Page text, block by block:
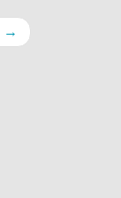
→